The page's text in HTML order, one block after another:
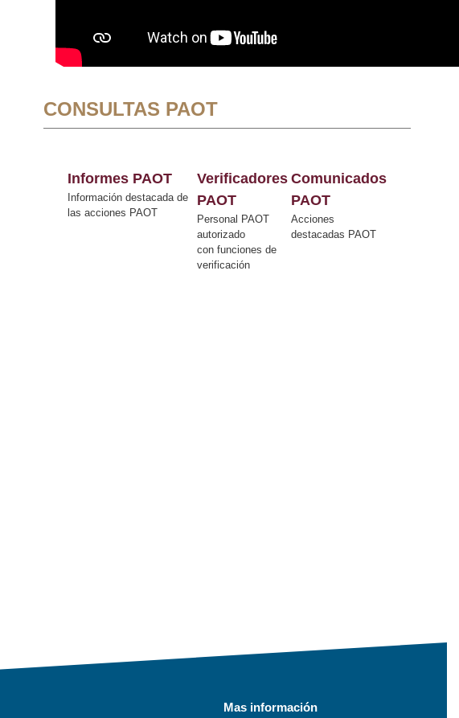
CONSULTAS PAOT
Informes PAOT
Información destacada de
las acciones PAOT
Verificadores
PAOT
Personal PAOT
autorizado
con funciones de
verificación
Comunicados
PAOT
Acciones
destacadas PAOT
Mas información